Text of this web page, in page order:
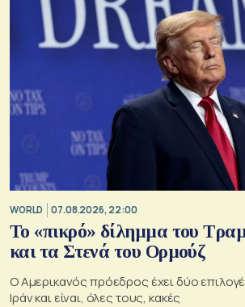
WORLD 07.08.2026, 22:00
Το «πικρό» δίλημμα του
και τα Στενά του Ορμούζ
Ο Αμερικανός πρόεδρος έχει δύο
Ιράν και είναι, όλες τους, κακές